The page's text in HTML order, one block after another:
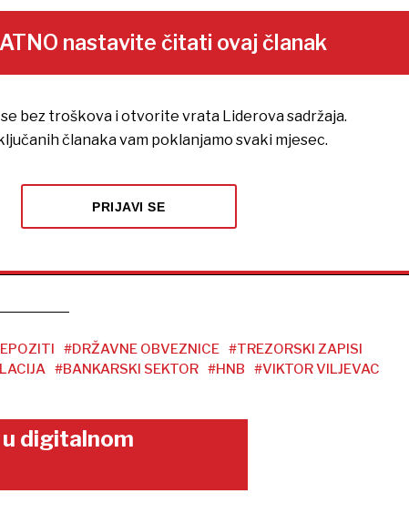
nastavite čitati ovaj članak
bez troškova i otvorite vrata Liderova sadržaja.
članaka vam poklanjamo svaki mjesec.
PRIJAVI SE
#DRŽAVNE OBVEZNICE #TREZORSKI ZAPISI
#BANKARSKI SEKTOR #HNB
#VIKTOR VILJEVAC
digitalnom